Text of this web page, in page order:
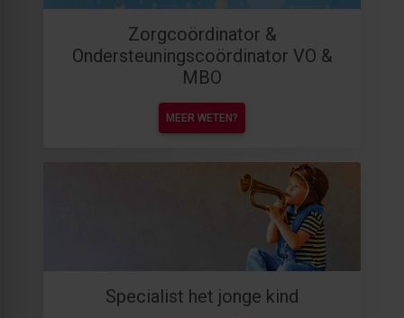
Zorgcoördinator &
Ondersteuningscoördinator VO &
MBO
MEER WETEN?
Specialist het jonge kind